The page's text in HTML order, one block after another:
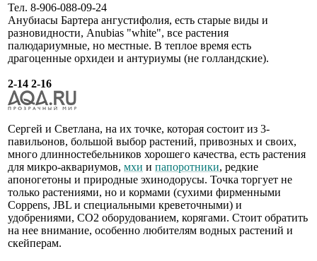
Тел. 8-906-088-09-24
Анубиасы Бартера ангустифолия, есть старые виды и
разновидности, Anubias "white", все растения
палюдариумные, но местные. В теплое время есть
драгоценные орхидеи и антуриумы (не голландские).
2-14 2-16
Сергей и Светлана, на их точке, которая состоит из 3-
павильонов, большой выбор растений, привозных и своих,
много длинностебельников хорошего качества, есть растения
для микро-аквариумов, мхи и папоротники, редкие
апоногетоны и природные эхинодорусы. Точка торгует не
только растениями, но и кормами (сухими фирменными
Coppens, JBL и специальными креветочными) и
удобрениями, СО2 оборудованием, корягами. Стоит обратить
на нее внимание, особенно любителям водных растений и
скейперам.